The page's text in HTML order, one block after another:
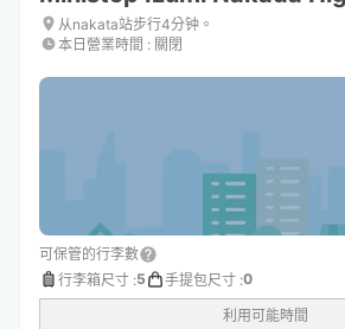
从nakata站步行4分钟。
本日營業時間 : 關閉
可保管的行李數
行李箱尺寸 :5 手提包尺寸 :0
利用可能時間